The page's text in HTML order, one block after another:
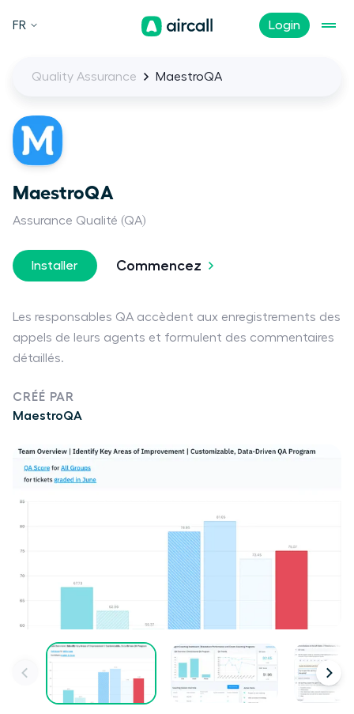
Login
FR
Quality Assurance MaestroQA
MaestroQA
Assurance Qualité (QA)
Installer Commencez
Les responsables QA accèdent aux enregistrements des
appels de leurs agents et formulent des commentaires
détaillés.
CRÉÉ PAR
MaestroQA